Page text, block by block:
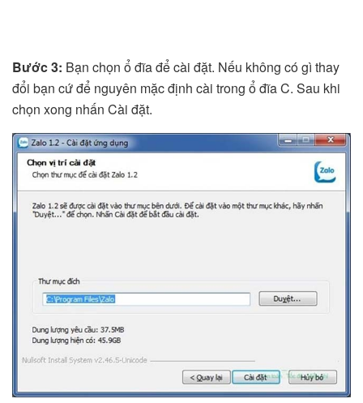
Bước 3: Bạn chọn ổ đĩa để cài đặt. Nếu không có gì thay
đổi bạn cứ để nguyên mặc định cài trong ổ đĩa C. Sau khi
chọn xong nhấn Cài đặt.